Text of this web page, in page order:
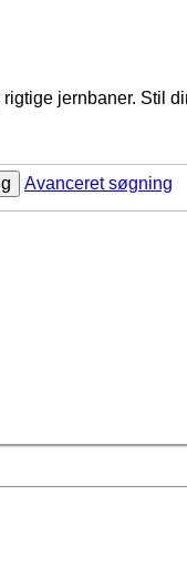
jernbaner. Stil
Avanceret søgning